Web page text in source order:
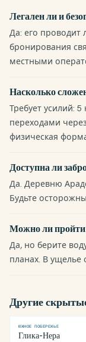
Легален ли и
Да: его проводит
бронирования
местными
Насколько
Требует усилий:
переходами
физическая
Доступна ли
Да. Деревню
Будьте
Можно ли пройти
Да, но берите
планах. В ущелье
Другие
ЮЖНОЕ ПОБЕРЕЖЬЕ
Глика-Нера